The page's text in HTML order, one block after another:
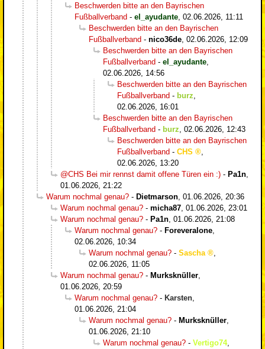
Beschwerden bitte an den Bayrischen
Fußballverband - el_ayudante, 02.06.2026, 11:11
Beschwerden bitte an den Bayrischen
Fußballverband - nico36de, 02.06.2026, 12:09
Beschwerden bitte an den Bayrischen
Fußballverband - el_ayudante,
02.06.2026, 14:56
Beschwerden bitte an den Bayrischen
Fußballverband - burz,
02.06.2026, 16:01
Beschwerden bitte an den Bayrischen
Fußballverband - burz, 02.06.2026, 12:43
Beschwerden bitte an den Bayrischen
Fußballverband - CHS
,
02.06.2026, 13:20
@CHS Bei mir rennst damit offene Türen ein :) - Pa1n,
01.06.2026, 21:22
Warum nochmal genau? - Dietmarson, 01.06.2026, 20:36
Warum nochmal genau? - micha87, 01.06.2026, 23:01
Warum nochmal genau? - Pa1n, 01.06.2026, 21:08
Warum nochmal genau? - Foreveralone,
02.06.2026, 10:34
Warum nochmal genau? - Sascha
,
02.06.2026, 11:05
Warum nochmal genau? - Murksknüller,
01.06.2026, 20:59
Warum nochmal genau? - Karsten,
01.06.2026, 21:04
Warum nochmal genau? - Murksknüller,
01.06.2026, 21:10
Warum nochmal genau? - Vertigo74,